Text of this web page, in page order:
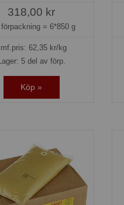
318,00 kr
förpackning = 6*850 g
62,35kr/kg
5 del av förp.
Köp »